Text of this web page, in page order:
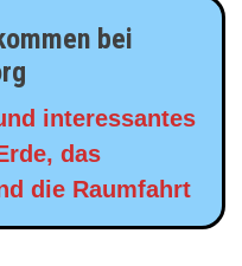
bei
interessantes
das
die Raumfahrt